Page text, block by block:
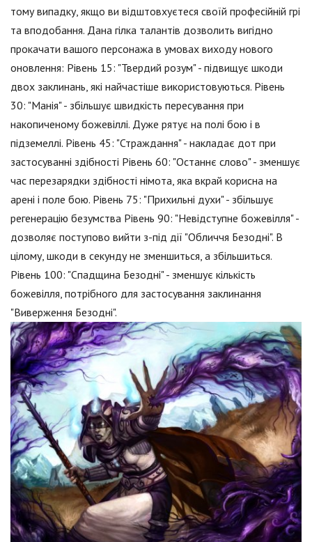
тому випадку, якщо ви відштовхуєтеся своїй професійній грі
та вподобання. Дана гілка талантів дозволить вигідно
прокачати вашого персонажа в умовах виходу нового
оновлення: Рівень 15: "Твердий розум" - підвищує шкоди
двох заклинань, які найчастіше використовуються. Рівень
30: "Манія" - збільшує швидкість пересування при
накопиченому божевіллі. Дуже рятує на полі бою і в
підземеллі. Рівень 45: "Страждання" - накладає дот при
застосуванні здібності Рівень 60: "Останнє слово" - зменшує
час перезарядки здібності німота, яка вкрай корисна на
арені і поле бою. Рівень 75: "Прихильні духи" - збільшує
регенерацію безумства Рівень 90: "Невідступне божевілля" -
дозволяє поступово вийти з-під дії "Обличчя Безодні". В
цілому, шкоди в секунду не зменшиться, а збільшиться.
Рівень 100: "Спадщина Безодні" - зменшує кількість
божевілля, потрібного для застосування заклинання
"Виверження Безодні".